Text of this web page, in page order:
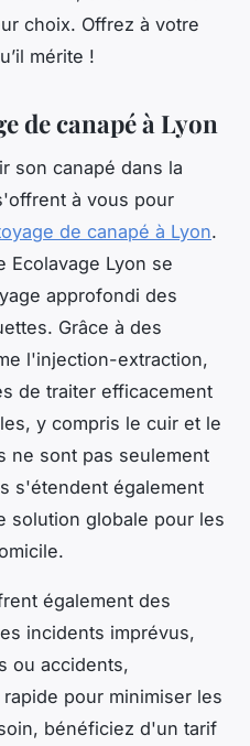
choix. Offrez à votre
mérite !
de canapé à Lyon
son canapé dans la
à vous pour
de canapé à Lyon.
Ecolavage Lyon se
approfondi des
Grâce à des
l'injection-extraction,
de traiter efficacement
y compris le cuir et le
ne sont pas seulement
s'étendent également
solution globale pour les
également des
incidents imprévus,
ou accidents,
pour minimiser les
bénéficiez d'un tarif